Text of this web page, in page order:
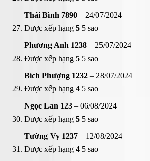
Thái Bình 7890 – 24/07/2024
Được xếp hạng 5 5 sao
Phương Anh 1238 – 25/07/2024
Được xếp hạng 5 5 sao
Bích Phượng 1232 – 28/07/2024
Được xếp hạng 4 5 sao
Ngọc Lan 123 – 06/08/2024
Được xếp hạng 5 5 sao
Tường Vy 1237 – 12/08/2024
Được xếp hạng 4 5 sao